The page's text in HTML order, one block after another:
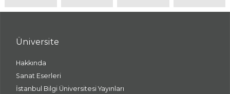
Üniversite
Hakkında
Sanat Eserleri
İstanbul Bilgi Üniversitesi Yayınları